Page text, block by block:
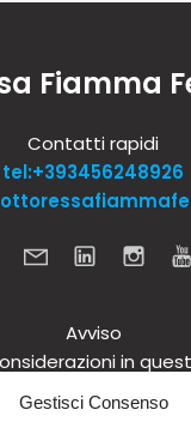
Gestisci Consenso
Fiamma
Contatti rapidi
tel:+393456248926
Avviso
in
generale e
consigli medici.